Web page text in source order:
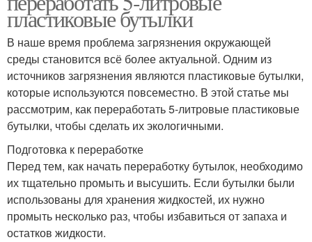
пластиковые бутылки
В наше время проблема загрязнения окружающей
среды становится всё более актуальной. Одним из
источников загрязнения являются пластиковые бутылки,
которые используются повсеместно. В этой статье мы
рассмотрим, как переработать 5-литровые пластиковые
бутылки, чтобы сделать их экологичными.
Подготовка к переработке
Перед тем, как начать переработку бутылок, необходимо
их тщательно промыть и высушить. Если бутылки были
использованы для хранения жидкостей, их нужно
промыть несколько раз, чтобы избавиться от запаха и
остатков жидкости.